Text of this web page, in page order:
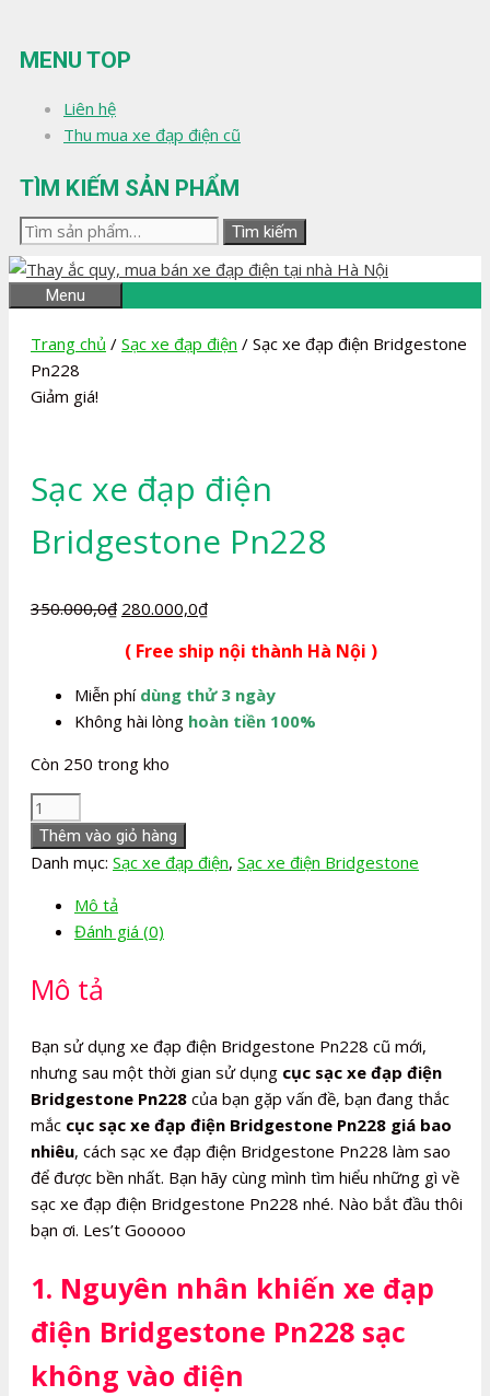
đến
nội
MENU TOP
Liên hệ
Thu mua xe đạp điện cũ
TÌM KIẾM SẢN PHẨM
Tìm
kiếm:
Tìm kiếm
Menu
Trang chủ / Sạc xe đạp điện / Sạc xe đạp điện Bridgestone
Pn228
Giảm giá!
Sạc xe đạp điện
Bridgestone Pn228
350.000,0₫ Giá
là:
350.000,0₫.
280.000,0₫Giá
tại
là:
280.000,0₫.
( Free ship nội thành Hà Nội )
Miễn phí dùng thử 3 ngày
Không hài lòng hoàn tiền 100%
Còn 250 trong kho
Sạc
xe
đạp
Bridgestone
Pn228
lượng
Thêm vào giỏ hàng
Danh mục: Sạc xe đạp điện, Sạc xe điện Bridgestone
Mô tả
Đánh giá (0)
Mô tả
Bạn sử dụng xe đạp điện Bridgestone Pn228 cũ mới,
nhưng sau một thời gian sử dụng cục sạc xe đạp điện
Bridgestone Pn228 của bạn gặp vấn đề, bạn đang thắc
mắc cục sạc xe đạp điện Bridgestone Pn228 giá bao
nhiêu, cách sạc xe đạp điện Bridgestone Pn228 làm sao
để được bền nhất. Bạn hãy cùng mình tìm hiểu những gì về
sạc xe đạp điện Bridgestone Pn228 nhé. Nào bắt đầu thôi
bạn ơi. Les’t Gooooo
1. Nguyên nhân khiến xe đạp
điện Bridgestone Pn228 sạc
không vào điện